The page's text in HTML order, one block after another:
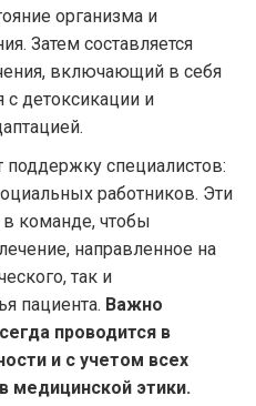
организма и
Затем составляется
включающий в себя
с детоксикации и
специалистов:
работников. Эти
команде, чтобы
направленное на
так и
пациента. Важно
проводится в
и с учетом всех
медицинской этики.